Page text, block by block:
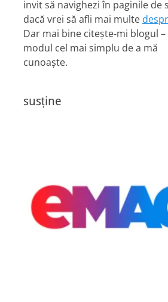
invit să navighezi în paginile de
dacă vrei să afli mai multe
Dar mai bine citește-mi blogul –
modul cel mai simplu de a mă
cunoaște.
susține